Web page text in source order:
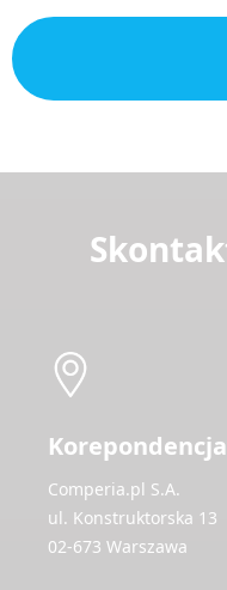
Korepondencja
Comperia.pl S.A.
ul. Konstruktorska 13
02-673 Warszawa